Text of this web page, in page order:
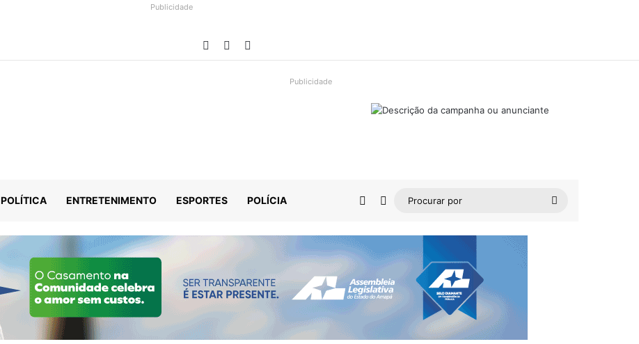
Publicidade
Facebook
YouTube
Publicidade
POLÍTICA ENTRETENIMENTO ESPORTES POLÍCIA Barra Lateral
Switch skin
Procurar